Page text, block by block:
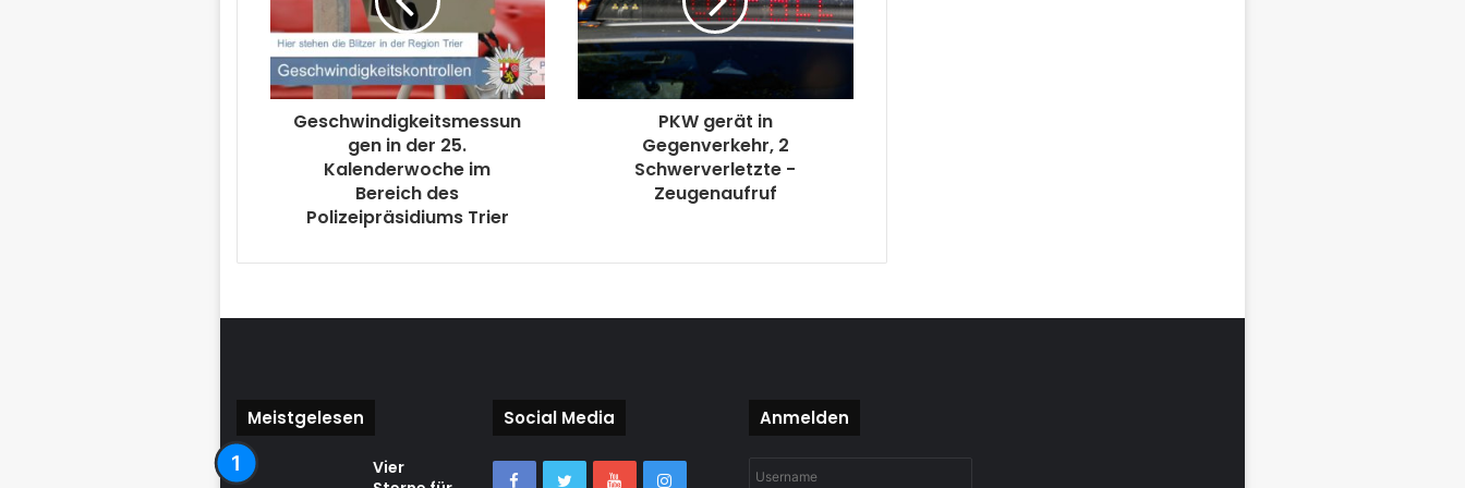
Geschwindigkeitsmessun
gen in der 25.
Kalenderwoche im
Bereich des
Polizeipräsidiums Trier
PKW gerät in
Gegenverkehr, 2
Schwerverletzte -
Zeugenaufruf
Meistgelesen
Vier
Social Media Anmelden